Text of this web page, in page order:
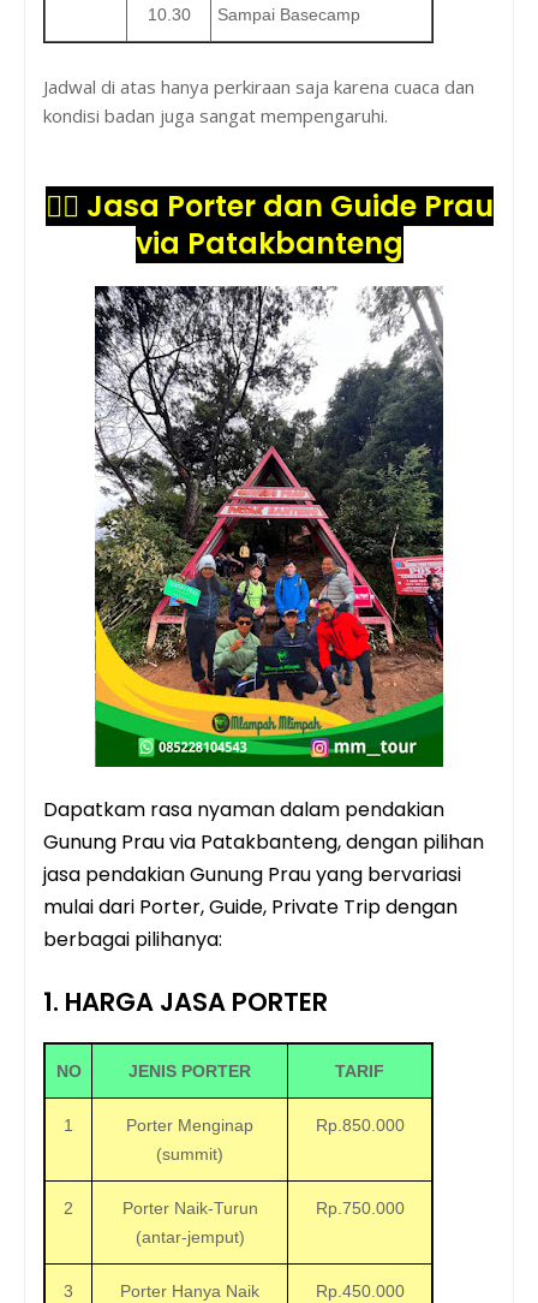
10.30 Sampai Basecamp
Jadwal di atas hanya perkiraan saja karena cuaca dan
kondisi badan juga sangat mempengaruhi.
🙋‍♂️ Jasa Porter dan Guide Prau
via Patakbanteng
Dapatkam rasa nyaman dalam pendakian
Gunung Prau via Patakbanteng, dengan pilihan
jasa pendakian Gunung Prau yang bervariasi
mulai dari Porter, Guide, Private Trip dengan
berbagai pilihanya:
1. HARGA JASA PORTER
NO JENIS PORTER TARIF
1
Porter Menginap
(summit)
Rp.850.000
2
Porter Naik-Turun
(antar-jemput)
Rp.750.000
3
Porter Hanya Naik
Rp.450.000